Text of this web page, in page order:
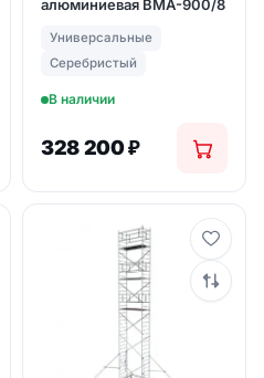
алюминиевая ВМА-900/8
Универсальные
Серебристый
В наличии
328 200₽